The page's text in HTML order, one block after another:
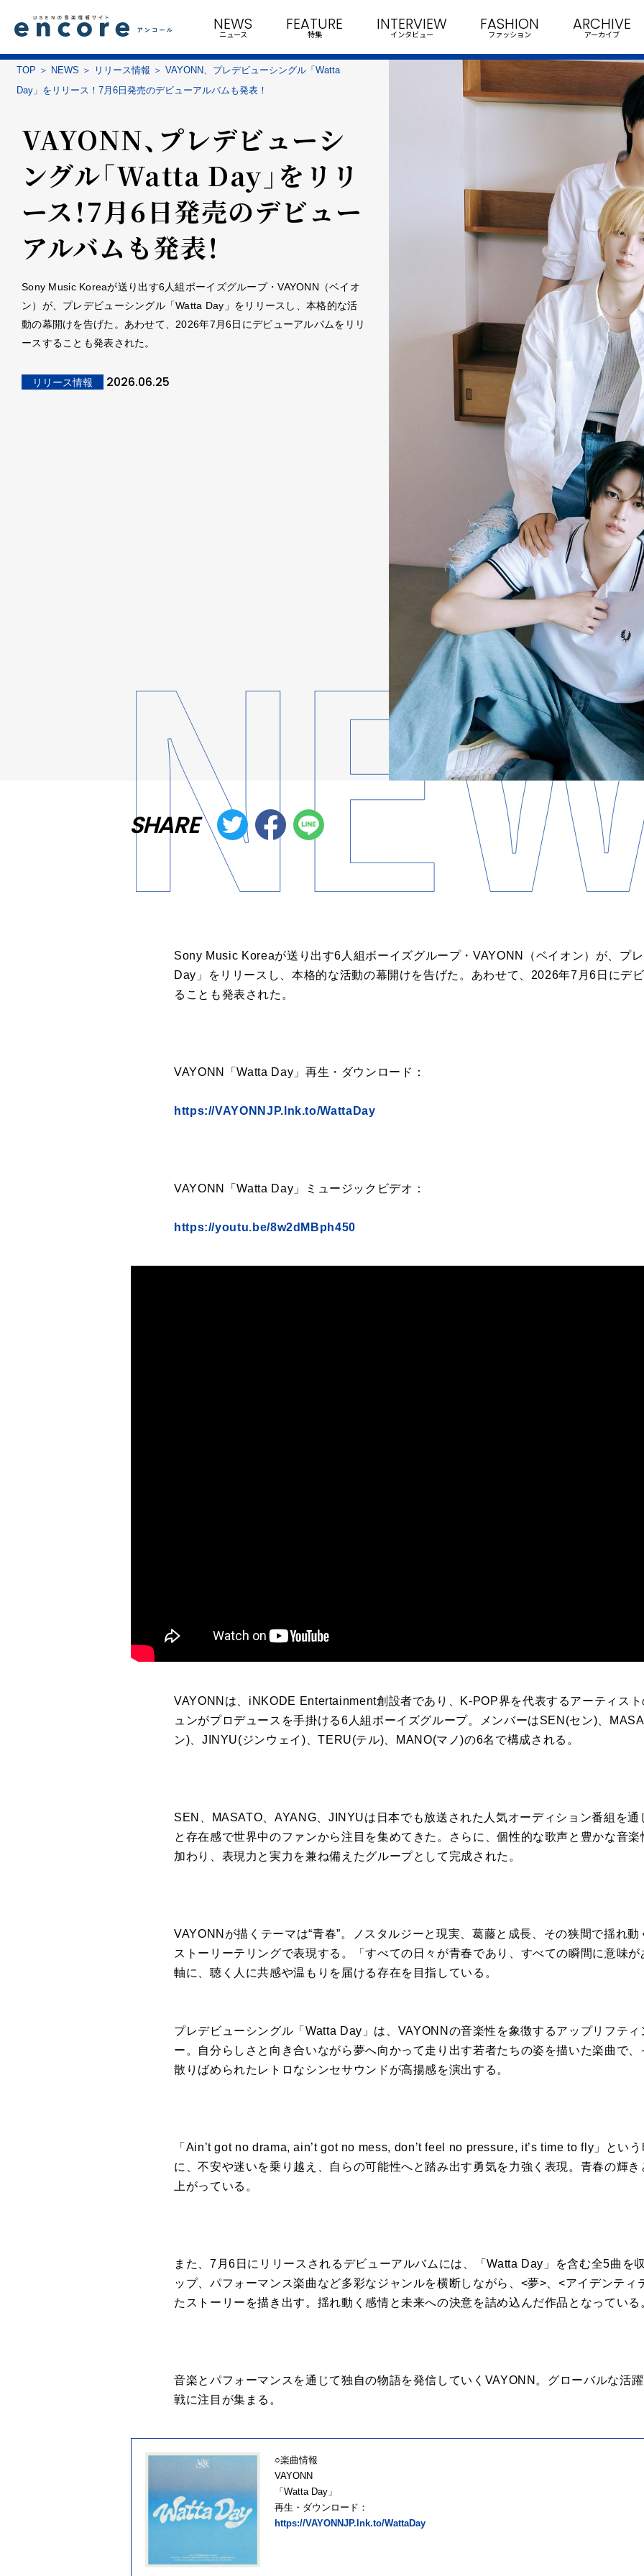
NEWS
ニュース
FEATURE
特集
INTERVIEW
インタビュー
FASHION
ファッション
ARCHIVE
アーカイブ
TOP NEWS リリース情報
VAYONN、プレデビューシングル「Watta
Day」をリリース！7月6日発売のデビューアルバムも発表！
VAYONN、プレデビューシ
ングル「Watta Day」をリリ
ース！7月6日発売のデビュー
アルバムも発表！
Sony Music Koreaが送り出す6人組ボーイズグループ・VAYONN（ベイオ
ン）が、プレデビューシングル「Watta Day」をリリースし、本格的な活
動の幕開けを告げた。あわせて、2026年7月6日にデビューアルバムをリリ
ースすることも発表された。
リリース情報 2026.06.25
SHARE
Sony Music Koreaが送り出す6人組ボーイズグループ・VAYONN（ベイオン）が、プ
Day」をリリースし、本格的な活動の幕開けを告げた。あわせて、2026年7月6日にデ
ることも発表された。
VAYONN「Watta Day」再生・ダウンロード：
https://VAYONNJP.lnk.to/WattaDay
VAYONN「Watta Day」ミュージックビデオ：
https://youtu.be/8w2dMBph450
VAYONNは、iNKODE Entertainment創設者であり、K-POP界を代表するアーティス
ュンがプロデュースを手掛ける6人組ボーイズグループ。メンバーはSEN(セン)、
ン)、JINYU(ジンウェイ)、TERU(テル)、MANO(マノ)の6名で構成される。
SEN、MASATO、AYANG、JINYUは日本でも放送された人気オーディション番組を通
と存在感で世界中のファンから注目を集めてきた。さらに、個性的な歌声と豊かな音
加わり、表現力と実力を兼ね備えたグループとして完成された。
VAYONNが描くテーマは“青春”。ノスタルジーと現実、葛藤と成長、その狭間で揺れ
ストーリーテリングで表現する。「すべての日々が青春であり、すべての瞬間に意味
軸に、聴く人に共感や温もりを届ける存在を目指している。
プレデビューシングル「Watta Day」は、VAYONNの音楽性を象徴するアップリフテ
ー。自分らしさと向き合いながら夢へ向かって走り出す若者たちの姿を描いた楽曲で
散りばめられたレトロなシンセサウンドが高揚感を演出する。
「Ain’t got no drama, ain’t got no mess, don’t feel no pressure, it’s time to fly」とい
に、不安や迷いを乗り越え、自らの可能性へと踏み出す勇気を力強く表現。青春の輝
上がっている。
また、7月6日にリリースされるデビューアルバムには、「Watta Day」を含む全5曲を
ップ、パフォーマンス楽曲など多彩なジャンルを横断しながら、<夢>、<アイデンティ
たストーリーを描き出す。揺れ動く感情と未来への決意を詰め込んだ作品となっている
音楽とパフォーマンスを通じて独自の物語を発信していくVAYONN。グローバルな活
戦に注目が集まる。
○楽曲情報
VAYONN
「Watta Day」
再生・ダウンロード：
https://VAYONNJP.lnk.to/WattaDay